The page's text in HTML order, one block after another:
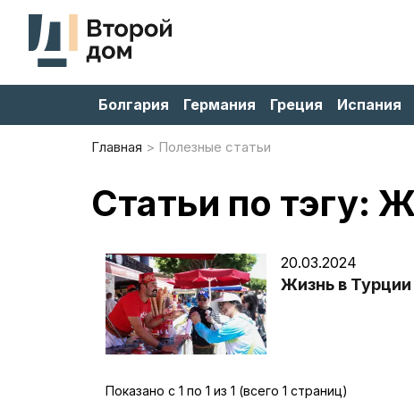
Болгария Германия Греция Испания
Главная Полезные статьи
Статьи по тэгу:
20.03.2024
Жизнь в
Показано с 1 по 1 из 1 (всего 1 страниц)